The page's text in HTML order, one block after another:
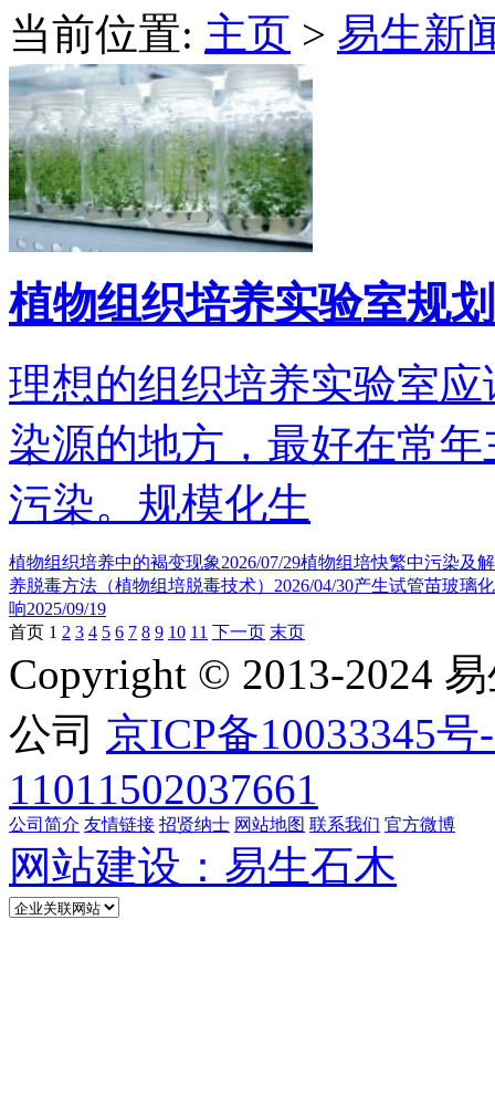
当前位置: 主页 > 易生新
植物组织培养实验室规划
理想的组织培养实验室
染源的地方，最好在常
污染。规模化生
植物组织培养中的褐变现象2026/07/29植物组培快繁中污染及
养脱毒方法（植物组培脱毒技术） 2026/04/30产生试管苗玻璃
响2025/09/19
首页 1 2 3 4 5 6 7 8 9 10 11 下一页 末页
Copyright © 2013-2024
公司 京ICP备10033345号
11011502037661
公司简介 友情链接 招贤纳士 网站地图 联系我们 官方微博
网站建设：易生石木